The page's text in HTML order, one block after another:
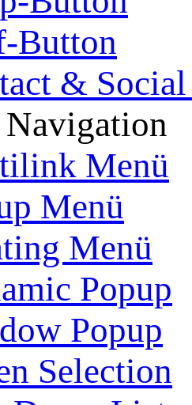
Button
&
Menü
Menü
Menü
Popup
Popup
Selection